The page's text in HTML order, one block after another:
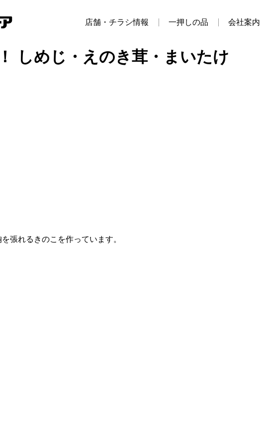
店舗・チラシ情報 一押しの品 会社案内
しめじ・えのき茸・まいたけ
張れるきのこを作っています。